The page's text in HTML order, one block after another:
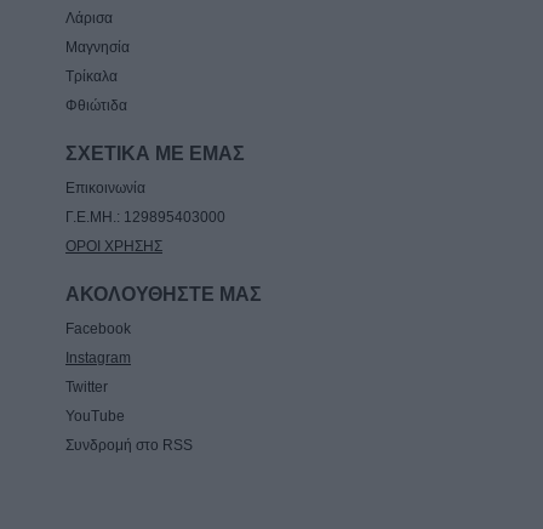
Λάρισα
Μαγνησία
Τρίκαλα
Φθιώτιδα
ΣΧΕΤΙΚΑ ΜΕ ΕΜΑΣ
Επικοινωνία
Γ.Ε.ΜΗ.: 129895403000
ΟΡΟΙ ΧΡΗΣΗΣ
ΑΚΟΛΟΥΘΗΣΤΕ ΜΑΣ
Facebook
Instagram
Twitter
YouTube
Συνδρομή στο RSS